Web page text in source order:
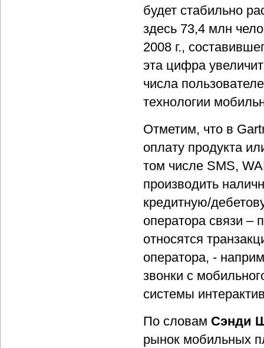
будет стабильно
здесь 73,4 млн
2008 г.,
эта цифра
числа
технологии
Отметим, что в
оплату продукта
том числе SMS,
производить
кредитную/
оператора связи
относятся
оператора, -
звонки с
системы
По словам Сэнди
рынок мобильных